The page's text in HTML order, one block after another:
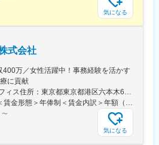
スピード感の中で、専門性と実務経験を
国際学会への出張機会など、国内外でグ
積める
能力・役割に応じてフルリモートも相談
る業務
気になる
式会社
400万／女性活躍中！事務経験を活かす
に貢献
＜勤務地詳細＞東京オフィス住所：東京都東京都港区六本木6-15-1 勤務地最寄駅：東京メトロ 日比谷線／六本木駅受動喫煙対策：屋内全面禁煙変更の範囲：会社の定める事業所
＜予定年収＞400万円＜賃金形態＞年俸制＜賃金内訳＞年額（基本給）：3,108,920円固定残業手当/月：74,490円（固定残業時間40時間0分/月）超過した時間外労働の残業手当は追加支給＜月額＞333,566円（12分割）（一律手当を含む）＜昇給有無＞有＜残業手当＞有＜給与補足＞※固定残業代制、超過分別途支給賃金はあくまでも目安の金額であり、選考を通じて上下する可能性があります。月給(月額)は固定手当を含めた表記です。
〜
気になる